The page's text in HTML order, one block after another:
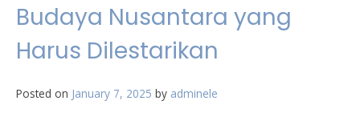
Budaya Nusantara yang
Harus Dilestarikan
Posted on January 7, 2025 by adminele